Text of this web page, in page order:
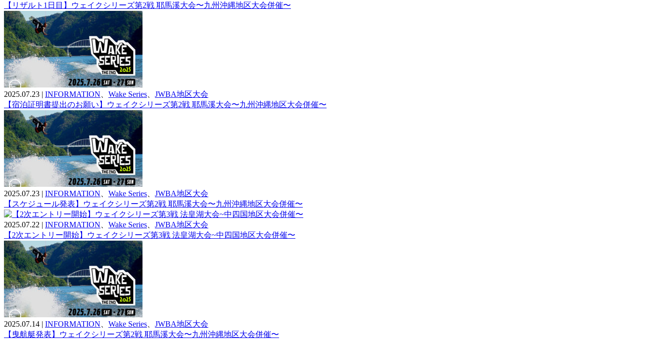
【リザルト1日目】ウェイクシリーズ第2戦 耶馬溪大会〜九州沖縄地区大会併催〜
2025.07.23 | INFORMATION Wake Series
JWBA地区大会
【宿泊証明書提出のお願い】ウェイクシリーズ第2戦 耶馬溪大会〜九州沖縄地区大会併催〜
2025.07.23 | INFORMATION Wake Series
JWBA地区大会
【スケジュール発表】ウェイクシリーズ第2戦 耶馬溪大会〜九州沖縄地区大会併催〜
2025.07.22 | INFORMATION Wake Series
JWBA地区大会
【2次エントリー開始】ウェイクシリーズ第3戦 法皇湖大会~中四国地区大会併催〜
2025.07.14 | INFORMATION Wake Series
JWBA地区大会
【曳航艇発表】ウェイクシリーズ第2戦 耶馬溪大会〜九州沖縄地区大会併催〜